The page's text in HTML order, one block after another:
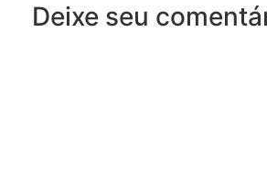
Deixe seu